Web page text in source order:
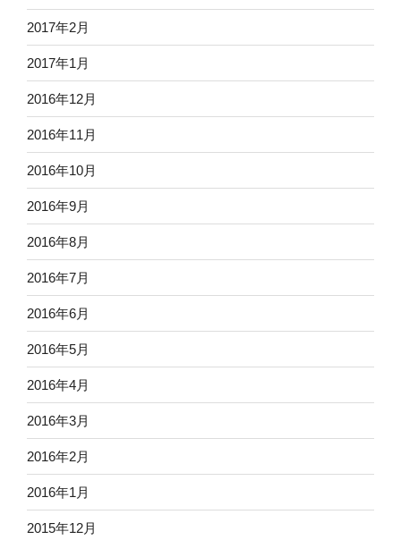
2017年2月
2017年1月
2016年12月
2016年11月
2016年10月
2016年9月
2016年8月
2016年7月
2016年6月
2016年5月
2016年4月
2016年3月
2016年2月
2016年1月
2015年12月